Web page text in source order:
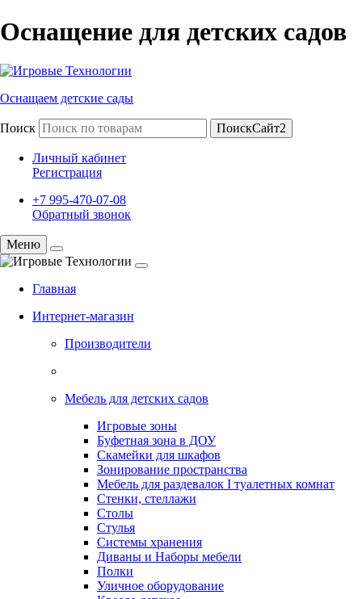
Оснащение для детских садов
Оснащаем детские сады
Поиск ПоискСайт2
Личный кабинет
Регистрация
+7 995-470-07-08
Обратный звонок
Меню
Главная
Интернет-магазин
Производители
Мебель для детских садов
Игровые зоны
Буфетная зона в ДОУ
Скамейки для шкафов
Зонирование пространства
Мебель для раздевалок I туалетных комнат
Стенки, стеллажи
Столы
Стулья
Системы хранения
Диваны и Наборы мебели
Полки
Уличное оборудование